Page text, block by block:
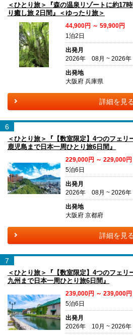
＜ひとり旅＞『森の温泉リゾートに約17
り癒し旅 2日間』＜ゆったり旅＞
44,900円 ～ 59,900円
1泊2日
出発月
2026年 08月 ~ 2026
出発地
大阪府 兵庫県
詳細を見
6
＜ひとり旅＞『【数室限定】4つのフェリ
鹿児島まで日本一周ひとり旅6日間』
229,000円 ～ 229,000円
5泊6日
出発月
2026年 08月 ~ 2026
出発地
大阪府 京都府
詳細を見
7
＜ひとり旅＞『【数室限定】4つのフェリ
九州まで日本一周ひとり旅6日間』
239,000円 ～ 239,000円
5泊6日
出発月
2026年 10月 ~ 2026